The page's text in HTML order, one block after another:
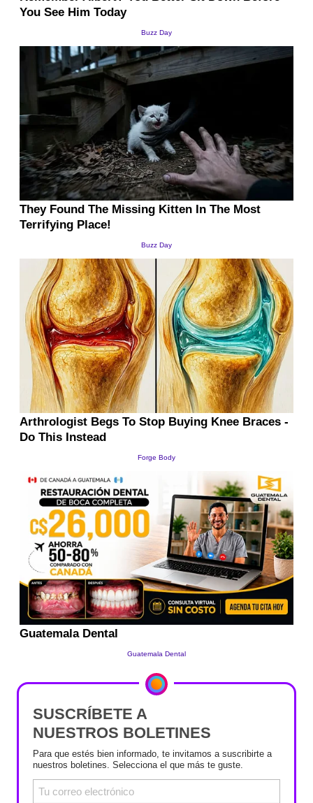
SUSCRÍBETE A
NUESTROS BOLETINES
Para que estés bien informado, te invitamos a suscribirte a
nuestros boletines. Selecciona el que más te guste.